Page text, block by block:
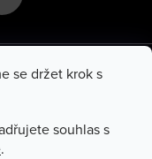
se držet krok s
souhlas s
.
107